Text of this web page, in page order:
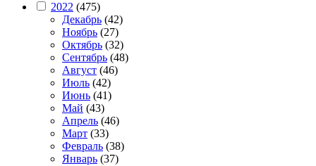
2022 (475)
Декабрь (42)
Ноябрь (27)
Октябрь (32)
Сентябрь (48)
Август (46)
Июль (42)
Июнь (41)
Май (43)
Апрель (46)
Март (33)
Февраль (38)
Январь (37)